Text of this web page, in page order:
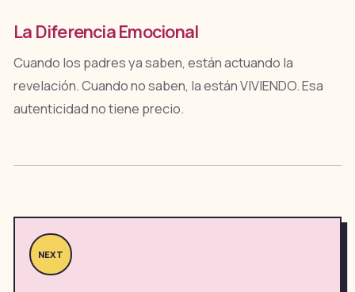
La Diferencia Emocional
Cuando los padres ya saben, están actuando la
revelación. Cuando no saben, la están VIVIENDO. Esa
autenticidad no tiene precio.
NEXT